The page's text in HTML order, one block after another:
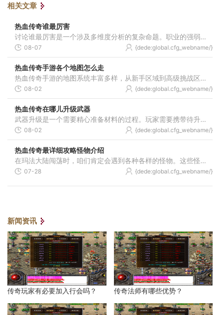
相关文章
热血传奇谁最厉害
讨论谁最厉害是一个涉及多维度分析的复杂命题。职业的强弱并非绝对，而是取决于玩家对职业特性的理解、技能搭配的合理性以及实战环境的适应能力。战士以其高生命值与物理攻击
08-07 {dede:global.cfg_webname/}
热血传奇手游各个地图怎么走
热血传奇手游的地图系统丰富多样，从新手区域到高级挑战区域都有明确的路径指引。玩家进入游戏初期需要通过新手村熟悉基本操作，随后可前往盟重省开始探险旅程。游戏内大部分
08-02 {dede:global.cfg_webname/}
热血传奇在哪儿升级武器
武器升级是一个需要精心准备材料的过程。玩家需要携带待升级的武器、足够纯度的黑铁矿以及与武器属性相匹配的首饰，前往指定的NPC处进行升级操作。常见的升级地点包括沙巴克武
08-02 {dede:global.cfg_webname/}
热血传奇最详细攻略怪物介绍
在玛法大陆闯荡时，咱们肯定会遇到各种各样的怪物。这些怪物分布在不同的地图中，各有各的特点和攻击方式，了解它们的习性对咱们的冒险可是大有帮助。从新手村的低级小怪到高
07-28 {dede:global.cfg_webname/}
新闻资讯
传奇玩家有必要加入行会吗？ 传奇法师有哪些优势？